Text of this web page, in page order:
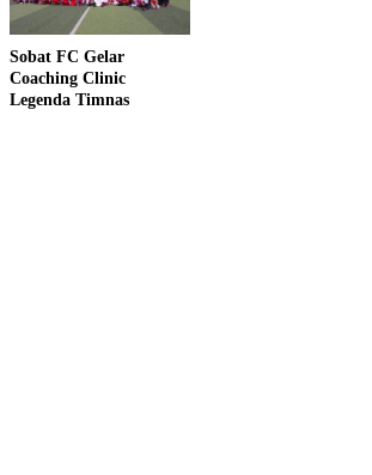
Sobat FC Gelar
Coaching Clinic
Legenda Timnas